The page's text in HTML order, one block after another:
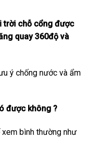
trời chỗ cổng được
quay 360độ và
ý chống nước và ẩm
được không ?
bình thường như